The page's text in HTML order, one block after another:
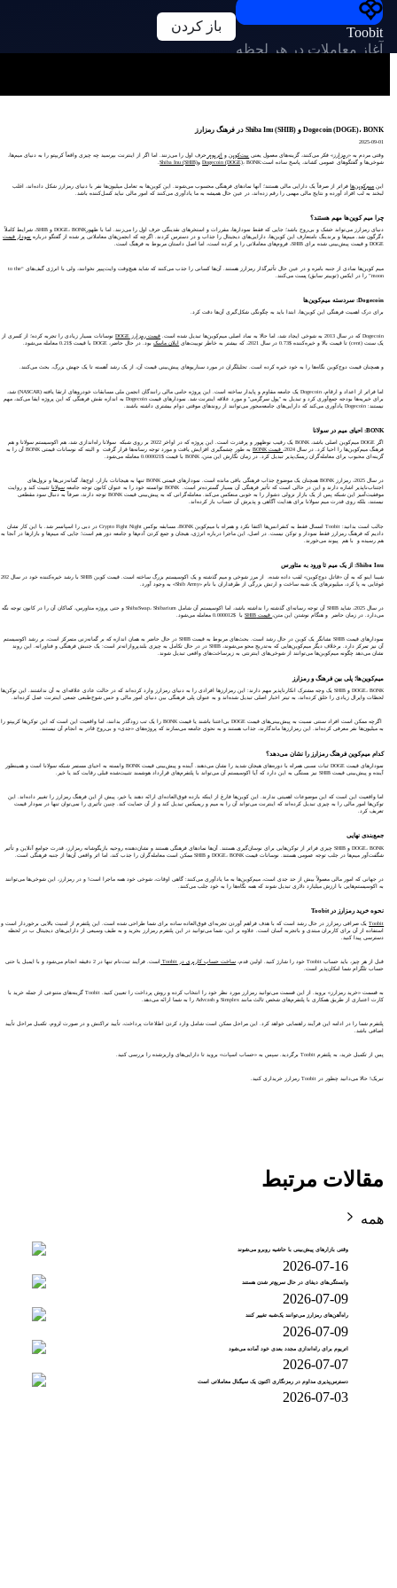
Toobit
آغاز معاملات در هر لحظه
باز کردن
Dogecoin (DOGE)، BONK و Shiba Inu (SHIB) در فرهنگ رمزارز
2025-09-01
وقتی مردم به «رمزارز » فکر می‌کنند، گزینه‌های معمول یعنی بیت‌کوین و اتریوم حرف اول را می‌زنند. اما اگر از اینترنت بپرسید چه چیزی واقعاً کریپتو را به دنیای میم‌ها،
شوخی‌ها و گفتگوهای عمومی کشاند، پاسخ ساده است:
Dogecoin (DOGE)، BONK و Shiba Inu (SHIB)
.
این میم‌کوین‌هافراتر از صرفاً یک دارایی مالی هستند؛ آنها نمادهای فرهنگی محسوب می‌شوند. این کوین‌ها به تعامل میلیون‌ها نفر با دنیای رمزارز شکل داده‌اند، اغلب
لبخند به لب افراد آورده و نتایج مالی مهمی را رقم زده‌اند، در عین حال همیشه به ما یادآوری می‌کنند که امور مالی نباید کسل‌کننده باشد.
چرا میم کوین‌ها مهم هستند؟
دنیای رمزارز می‌تواند خشک و بی‌روح باشد؛ جایی که فقط نمودارها، مقررات و استخرهای نقدینگی حرف اول را می‌زنند. اما با ظهورDOGE، BONK و SHIB، شرایط کاملاً
دگرگون شد. میم‌ها و برندینگ نامتعارف این کوین‌ها، دارایی‌های دیجیتال را جذاب و در دسترس کردند. اگرچه که انجمن‌های معاملاتی پر شده از گفتگو درباره نمودار قیمت
DOGE و قیمت پیش‌بینی شده برای SHIB، فروم‌های معاملاتی را پر کرده است، اما اصل داستان مربوط به فرهنگ است.
میم کوین‌ها نمادی از جنبه بامزه و در عین حال تأثیرگذار رمزارز هستند. آن‌ها کسانی را جذب می‌کنند که شاید هیچ‌وقت وایت‌پیپر نخوانند، ولی با انرژی گیف‌های “to the
moon” را در ایکس (توییتر سابق) پست می‌کنند.
Dogecoin: سردسته میم‌کوین‌ها
برای درک اهمیت فرهنگی این کوین‌ها، ابتدا باید به چگونگی شکل‌گیری آن‌ها دقت کرد.
Dogecoin که در سال 2013 به شوخی ایجاد شد، اما حالا به نماد اصلی میم‌کوین‌ها تبدیل شده است. قیمت رمزارز DOGE
نوسانات بسیار زیادی را تجربه کرده؛ از کسری از
یک سنت (cent) تا قیمت بالا و خیره‌کننده $0.73 در سال 2021، که بیشتر به خاطر توییت‌های
ایلان ماسکبود. در حال حاضر، DOGE با قیمت $0.21 معامله می‌شود.
و همچنان قیمت دوج‌کوین نگاه‌ها را به خود خیره کرده است. تحلیلگران در مورد سناریوهای پیش‌بینی قیمت آن، از یک رشد آهسته تا یک جهش بزرگ، بحث می‌کنند.
اما فراتر از اعداد و ارقام، Dogecoin یک جامعه مقاوم و پایدار ساخته است. این پروژه حامی مالی رانندگان انجمن ملی مسابقات خودروهای ارتقا یافته (NASCAR) شد،
برای خیریه‌ها بودجه جمع‌آوری کرد و تبدیل به "پول سرگرمی" و مورد علاقه اینترنت شد. نمودارهای قیمت Dogecoin به اندازه نقش فرهنگی که این پروژه ایفا می‌کند، مهم
نیستند: Dogecoin یادآوری می‌کند که دارایی‌های جامعه‌محور می‌توانند از روندهای موقتی دوام بیشتری داشته باشند.
BONK: احیای میم در سولانا
اگر DOGE میم‌کوین اصلی باشد، BONK یک رقیب نوظهور و پرقدرت است. این پروژه که در اواخر 2022 بر روی شبکه سولانا راه‌اندازی شد، هم اکوسیستم سولانا و هم
فرهنگ میم‌کوین‌ها را احیا کرد. در سال 2024،
قیمت BONK
به طور چشمگیری افزایش یافت و مورد توجه رسانه‌ها قرار گرفت و البته که نوسانات قیمتی BONK آن را به
گزینه‌ای محبوب برای معامله‌گران ریسک‌پذیر تبدیل کرد. در زمان نگارش این متن، BONK با قیمت $0.000021 معامله می‌شود.
در سال 2025، رمزارز BONK همچنان یک موضوع جذاب فرهنگی باقی مانده است. نمودارهای قیمتی BONK تنها به هیجانات بازار، اوج‌ها، گمانه‌زنی‌ها و نزول‌های
اجتناب‌ناپذیر اشاره دارند و این در حالی است که تأثیر فرهنگی آن بسیار گسترده‌تر است. BONK توانسته خود را به عنوان کانون توجه جامعه
سولاناتثبیت کند و روایت
موفقیت‌آمیز این شبکه پس از یک بازار نزولی دشوار را به خوبی منعکس می‌کند. معامله‌گرانی که به پیش‌بینی قیمت BONK توجه دارند، صرفاً به دنبال سود مقطعی
نیستند، بلکه روی قدرت میم سولانا برای هدایت آگاهی و پذیرش آن حساب باز کرده‌اند.
جالب است بدانید: Toobit امسال فقط به کنفرانس‌ها اکتفا نکرد و همراه با میم‌کوین BONK، مسابقه بوکس Crypto Fight Night در دبی را اسپانسر شد. با این کار نشان
دادیم که فرهنگ رمزارز فقط نمودار و توکن نیست. در اصل، این ماجرا درباره انرژی، هیجان و جمع کردن آدم‌ها و جامعه دور هم است؛ جایی که میم‌ها و بازارها در آنجا به
هم رسیده و با هم پیوند می‌خورند.
Shiba Inu: از یک میم تا ورود به متاورس
شیبا اینو که به آن «قاتل دوج‌کوین» لقب داده شده، از مرز شوخی و میم گذشته و یک اکوسیستم بزرگ ساخته است. قیمت کوین SHIB با رشد خیره‌کننده خود در سال 202
غوغایی به پا کرد، میلیونرهای یک شبه‌ ساخت و ارتش بزرگی از طرفداران با نام «Shib Army» به وجود آورد.
در سال 2025، شاید SHIB آن توجه رسانه‌ای گذشته را نداشته باشد، اما اکوسیستم آن شامل ShibaSwap، Shibarium و حتی پروژه متاورس، کماکان آن را در کانون توجه نگه
می‌دارد. در زمان حاضر و هنگام نوشتن این متن،قیمت SHIB با $0.000012 معامله می‌شود.
نمودارهای قیمت SHIB نشانگر یک کوین در حال رشد است. بحث‌های مربوط به قیمت SHIB در حال حاضر به همان اندازه که بر گمانه‌زنی متمرکز است، بر رشد اکوسیستم
آن نیز تمرکز دارد. برخلاف دیگر میم‌کوین‌هایی که به‌تدریج محو می‌شوند، SHIB در در حال تکامل به چیزی بلندپروازانه‌تر است: یک جنبش فرهنگی و فناورانه. این روند
نشان می‌دهد چگونه میم‌کوین‌ها می‌توانند از شوخی‌های اینترنتی به زیرساخت‌های واقعی تبدیل شوند.
میم‌کوین‌ها؛ پلی بین فرهنگ و رمزارز
DOGE، BONK و SHIB یک وجه مشترک انکارناپذیر مهم دارند: این رمزارزها افرادی را به دنیای رمزارز وارد کرده‌اند که در حالت عادی علاقه‌ای به آن نداشتند. این توکن‌ها
لحظات وایرال زیادی را خلق کرده‌اند، به تیتر اخبار اصلی تبدیل شده‌اند و به عنوان پلی فرهنگی بین دنیای امور مالی و حس شوخ‌طبعی جمعی اینترنت عمل کرده‌اند.
اگرچه ممکن است افراد سنتی نسبت به پیش‌بینی‌های قیمت DOGE بی‌اعتنا باشند یا قیمت BONK را یک تب زودگذر بدانند، اما واقعیت این است که این توکن‌ها کریپتو را
به میلیون‌ها نفر معرفی کرده‌اند. این رمزارزها ماندگارند، جذاب هستند و به نحوی جامعه می‌سازند که پروژه‌های «جدی» و بی‌روح قادر به انجام آن نیستند.
کدام میم‌کوین فرهنگ رمزارز را نشان می‌دهد؟
نمودارهای قیمت DOGE ثبات نسبی همراه با دوره‌های هیجان شدید را نشان می‌دهند. آینده و پیش‌بینی قیمت BONK وابسته به احیای مستمر شبکه سولانا است و همینطور
آینده و پیش‌بینی قیمت SHIB نیز بستگی به این دارد که آیا اکوسیستم آن می‌تواند با پلتفرم‌های قرارداد هوشمند تثبیت‌شده قبلی رقابت کند یا خیر.
اما واقعیت این است که این موضوعات اهمیتی ندارند. این کوین‌ها فارغ از اینکه بازده فوق‌العاده‌ای ارائه دهند یا خیر، پیش از این فرهنگ رمزارز را تغییر داده‌اند. این
توکن‌ها امور مالی را به چیزی تبدیل کرده‌اند که اینترنت می‌تواند آن را به میم و ریمیکس تبدیل کند و از آن حمایت کند. چنین تأثیری را نمی‌توان تنها در نمودار قیمت
تعریف کرد.
جمع‌بندی نهایی
DOGE، BONK و SHIB چیزی فراتر از توکن‌هایی برای نوسان‌گیری هستند. آن‌ها نمادهای فرهنگی‌ هستند و نشان‌دهنده روحیه بازیگوشانه رمزارز، قدرت جوامع آنلاین و تأثیر
شگفت‌آور میم‌ها در جلب توجه عمومی هستند. نوسانات قیمت DOGE، BONK و SHIB ممکن است معامله‌گران را جذب کند، اما اثر واقعی آن‌ها از جنبه فرهنگی است.
در جهانی که امور مالی معمولاً بیش از حد جدی است، میم‌کوین‌ها به ما یادآوری می‌کنند: گاهی اوقات، شوخی خود همه ماجرا است! و در رمزارز، این شوخی‌ها می‌توانند
به اکوسیستم‌هایی با ارزش میلیارد دلاری تبدیل شوند که همه نگاه‌ها را به خود جلب می‌کنند.
نحوه خرید رمزارز در Toobit
Toobitیک صرافی رمزارز در حال رشد است که با هدف فراهم آوردن تجربه‌ای فوق‌العاده ساده برای شما طراحی شده است. این پلتفرم از امنیت بالایی برخوردار است و
استفاده از آن برای کاربران مبتدی و باتجربه آسان است. علاوه بر این، شما می‌توانید در این پلتفرم رمزارز بخرید و به طیف وسیعی از دارایی‌های دیجیتال ب در لحظه
دسترسی پیدا کنید.
قبل از هر چیز، باید حساب Toobit خود را شارژ کنید. اولین قدم، ساخت حساب کاربری در Toobit
است. فرآیند ثبت‌نام تنها در 2 دقیقه انجام می‌شود و با ایمیل یا حتی
حساب تلگرام شما امکان‌پذیر است.
به قسمت «خرید رمزارز» بروید. از این قسمت می‌توانید رمزارز مورد نظر خود را انتخاب کرده و روش پرداخت را تعیین کنید. Toobit گزینه‌های متنوعی از جمله خرید با
کارت اعتباری از طریق همکاری با پلتفرم‌های شخص ثالث مانند Simplex و Advcash را به شما ارائه می‌دهد.
پلتفرم شما را در ادامه این فرآیند راهنمایی خواهد کرد. این مراحل ممکن است شامل وارد کردن اطلاعات پرداخت، تأیید تراکنش و در صورت لزوم، تکمیل مراحل تأیید
اضافی باشد.
پس از تکمیل خرید، به پلتفرم Toobit برگردید. سپس به «حساب اسپات» بروید تا دارایی‌های واریزشده را بررسی کنید.
تبریک! حالا می‌دانید چطور در Toobit رمزارز خریداری کنید.
مقالات مرتبط
همه
وقتی بازارهای پیش‌بینی با حاشیه روبرو می‌شوند
2026-07-16
وابستگی‌های دیفای در حال سریع‌تر شدن هستند
2026-07-09
راه‌آهن‌های رمزارز می‌توانند یک‌شبه تغییر کنند
2026-07-09
اتریوم برای راه‌اندازی مجدد بعدی خود آماده می‌شود
2026-07-07
دسترس‌پذیری مداوم در رمزنگاری اکنون یک سیگنال معاملاتی است
2026-07-03